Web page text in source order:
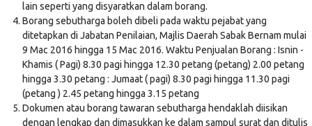
lain seperti yang disyaratkan dalam borang.
Borang sebutharga boleh dibeli pada waktu pejabat yang
ditetapkan di Jabatan Penilaian, Majlis Daerah Sabak Bernam mulai
9 Mac 2016 hingga 15 Mac 2016. Waktu Penjualan Borang : Isnin -
Khamis ( Pagi) 8.30 pagi hingga 12.30 petang (petang) 2.00 petang
hingga 3.30 petang : Jumaat ( pagi) 8.30 pagi hingga 11.30 pagi
(petang ) 2.45 petang hingga 3.15 petang
Dokumen atau borang tawaran sebutharga hendaklah diisikan
dengan lengkap dan dimasukkan ke dalam sampul surat dan ditulis